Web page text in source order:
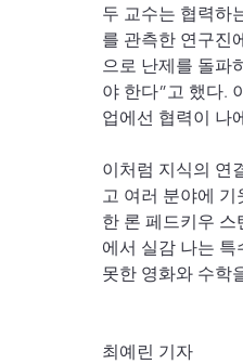
두 교수는 협력하
를 관측한 연구진
으로 난제를 돌파
야 한다”고 했다.
업에선 협력이 나
이처럼 지식의 연
고 여러 분야에
한 론 페드키우 스
에서 실감 나는
못한 영화와 수학
최예린 기자